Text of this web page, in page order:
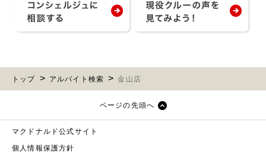
トップ アルバイト検索 金山店
ページの先頭へ
マクドナルド公式サイト
個人情報保護方針